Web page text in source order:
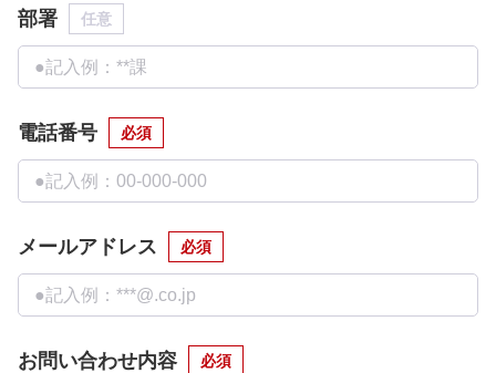
部署 任意
電話番号 必須
メールアドレス 必須
お問い合わせ内容 必須